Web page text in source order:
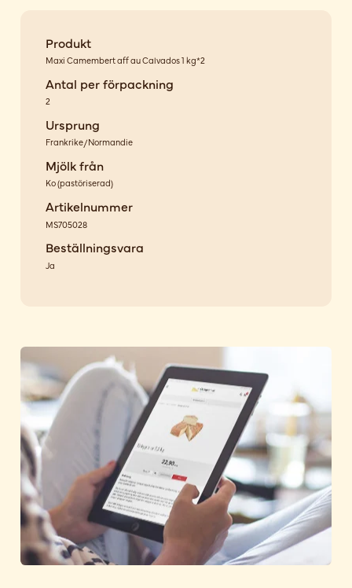
Produkt
Maxi Camembert aff au Calvados 1 kg*2
Antal per förpackning
2
Ursprung
Frankrike/Normandie
Mjölk från
Ko(pastöriserad)
Artikelnummer
MS705028
Beställningsvara
Ja